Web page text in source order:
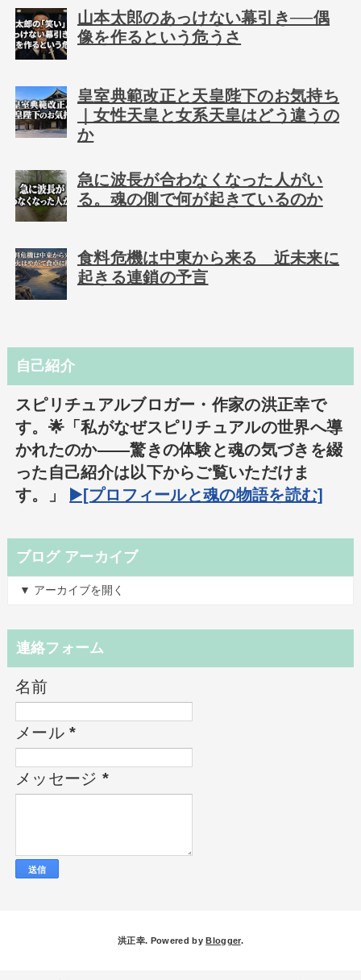
山本太郎のあっけない幕引き──偶
像を作るという危うさ
皇室典範改正と天皇陛下のお気持ち
｜女性天皇と女系天皇はどう違うの
か
急に波長が合わなくなった人がい
る。魂の側で何が起きているのか
食料危機は中東から来る 近未来に
起きる連鎖の予言
自己紹介
スピリチュアルブロガー・作家の洪正幸で
す。🌟「私がなぜスピリチュアルの世界へ導
かれたのか――驚きの体験と魂の気づきを綴
った自己紹介は以下からご覧いただけま
す。」
▶️[プロフィールと魂の物語を読む]
ブログ アーカイブ
▼ アーカイブを開く
連絡フォーム
名前
メール*
メッセージ *
洪正幸. Powered byBlogger.